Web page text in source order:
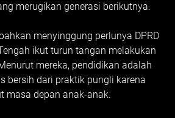
merugikan generasi berikutnya.
menyinggung perlunya DPRD
ikut turun tangan melakukan
mereka, pendidikan adalah
bersih dari praktik pungli karena
masa depan anak-anak.